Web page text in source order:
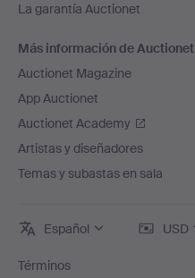
La garantía Auctionet
Más información de Auctionet
Auctionet Magazine
App Auctionet
Auctionet Academy
Artistas y diseñadores
Temas y subastas en sala
Español USD
Términos